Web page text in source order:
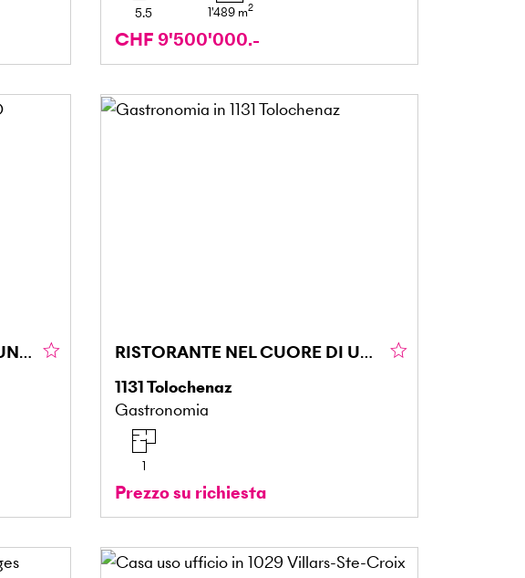
5.5 1'489 m2
CHF 9'500'000.-
IL VOSTRO RISTORANTE IN UNA POSIZIONE STRATEGICA
RISTORANTE NEL CUORE DI UNA ZONA DINAMICA
1131Tolochenaz
Gastronomia
1
Prezzo su richiesta